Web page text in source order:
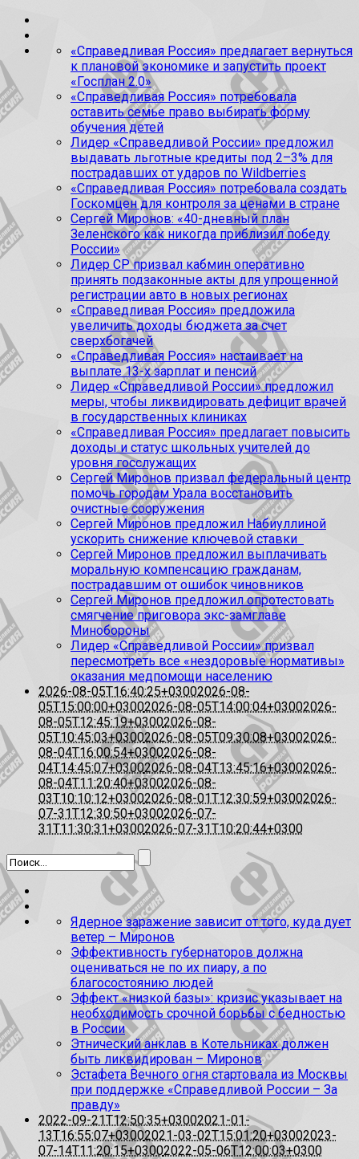
«Справедливая Россия» предлагает вернуться
к плановой экономике и запустить проект
«Госплан 2.0»
«Справедливая Россия» потребовала
оставить семье право выбирать форму
обучения детей
Лидер «Справедливой России» предложил
выдавать льготные кредиты под 2–3% для
пострадавших от ударов по Wildberries
«Справедливая Россия» потребовала создать
Госкомцен для контроля за ценами в стране
Сергей Миронов: «40-дневный план
Зеленского как никогда приблизил победу
России»
Лидер СР призвал кабмин оперативно
принять подзаконные акты для упрощенной
регистрации авто в новых регионах
«Справедливая Россия» предложила
увеличить доходы бюджета за счет
сверхбогачей
«Справедливая Россия» настаивает на
выплате 13-х зарплат и пенсий
Лидер «Справедливой России» предложил
меры, чтобы ликвидировать дефицит врачей
в государственных клиниках
«Справедливая Россия» предлагает повысить
доходы и статус школьных учителей до
уровня госслужащих
Сергей Миронов призвал федеральный центр
помочь городам Урала восстановить
очистные сооружения
Сергей Миронов предложил Набиуллиной
ускорить снижение ключевой ставки
Сергей Миронов предложил выплачивать
моральную компенсацию гражданам,
пострадавшим от ошибок чиновников
Сергей Миронов предложил опротестовать
смягчение приговора экс-замглаве
Минобороны
Лидер «Справедливой России» призвал
пересмотреть все «нездоровые нормативы»
оказания медпомощи населению
2026-08-05T16:40:25+03002026-08-
05T15:00:00+03002026-08-05T14:00:04+03002026-
08-05T12:45:19+03002026-08-
05T10:45:03+03002026-08-05T09:30:08+03002026-
08-04T16:00:54+03002026-08-
04T14:45:07+03002026-08-04T13:45:16+03002026-
08-04T11:20:40+03002026-08-
03T10:10:12+03002026-08-01T12:30:59+03002026-
07-31T12:30:50+03002026-07-
31T11:30:31+03002026-07-31T10:20:44+0300
Ядерное заражение зависит от того, куда дует
ветер – Миронов
Эффективность губернаторов должна
оцениваться не по их пиару, а по
благосостоянию людей
Эффект «низкой базы»: кризис указывает на
необходимость срочной борьбы с бедностью
в России
Этнический анклав в Котельниках должен
быть ликвидирован – Миронов
Эстафета Вечного огня стартовала из Москвы
при поддержке «Справедливой России – За
правду»
2022-09-21T12:50:35+03002021-01-
13T16:55:07+03002021-03-02T15:01:20+03002023-
07-14T11:20:15+03002022-05-06T12:00:03+0300